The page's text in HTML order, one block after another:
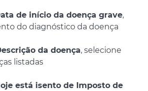
de início da doença grave,
do diagnóstico da doença
da doença, selecione
listadas
está isento de Imposto de